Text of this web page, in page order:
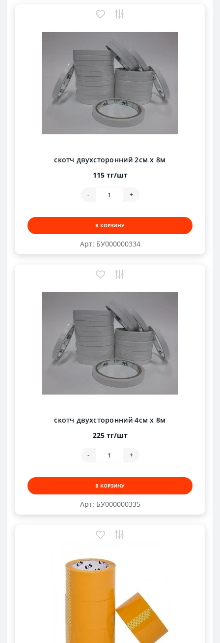
Арт: БУ000000334
скотч двухсторонний 2см х 8м
115 тг/шт
- +
В КОРЗИНУ
Арт: БУ000000335
скотч двухсторонний 4см х 8м
225 тг/шт
- +
В КОРЗИНУ